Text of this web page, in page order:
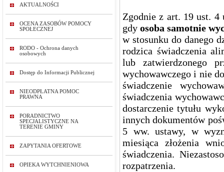
AKTUALNOŚCI
OCENA ZASOBÓW POMOCY
SPOŁECZNEJ
RODO - Ochrona danych
osobowych
Dostęp do Informacji Publicznej
NIEODPŁATNA POMOC
PRAWNA
PORADNICTWO
SPECJALISTYCZNE NA
TERENIE GMINY
ZAPYTANIA OFERTOWE
OPIEKA WYTCHNIENIOWA
Zgodnie z art. 19 ust. 4
gdyosoba samotnie
w stosunku do danego
rodzica świadczenia
lub zatwierdzonego
wychowawczego i nie
świadczenie
świadczenia
dostarczenie tytułu
innych dokumentów
5 ww. ustawy, w
miesiąca złożenia
świadczenia.
rozpatrzenia.